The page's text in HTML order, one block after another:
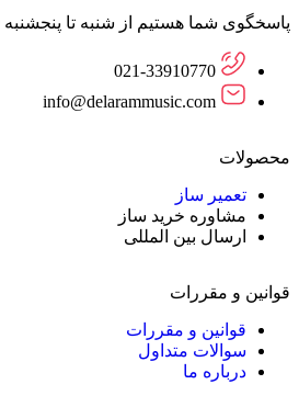
پاسخگوی شما هستیم از شنبه تا پنجشنبه 9-19
021-33910770
info@delarammusic.com
محصولات
تعمیر ساز
مشاوره خرید ساز
ارسال بین المللی
قوانین و مقررات
قوانین و مقررات
سوالات متداول
درباره ما